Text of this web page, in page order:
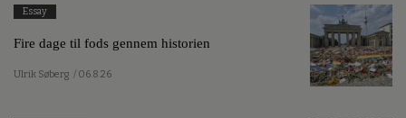
Essay
Fire dage til fods gennem historien
Ulrik Søberg / 06.8.26